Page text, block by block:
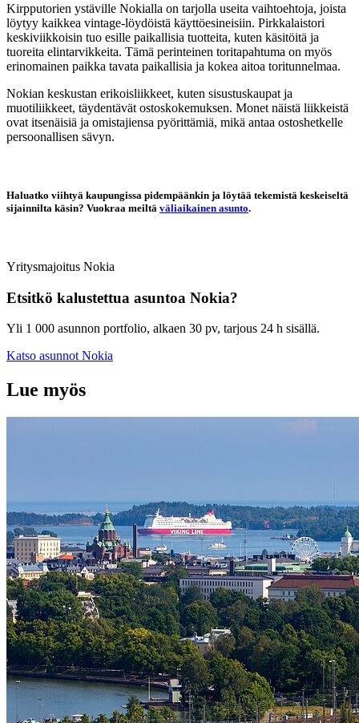
Kirpputorien ystäville Nokialla on tarjolla useita vaihtoehtoja, joista
löytyy kaikkea vintage-löydöistä käyttöesineisiin. Pirkkalaistori
keskiviikkoisin tuo esille paikallisia tuotteita, kuten käsitöitä ja
tuoreita elintarvikkeita. Tämä perinteinen toritapahtuma on myös
erinomainen paikka tavata paikallisia ja kokea aitoa toritunnelmaa.
Nokian keskustan erikoisliikkeet, kuten sisustuskaupat ja
muotiliikkeet, täydentävät ostoskokemuksen. Monet näistä liikkeistä
ovat itsenäisiä ja omistajiensa pyörittämiä, mikä antaa ostoshetkelle
persoonallisen sävyn.
Haluatko viihtyä kaupungissa pidempäänkin ja löytää tekemistä keskeiseltä
sijainnilta käsin? Vuokraa meiltä väliaikainen asunto.
Yritysmajoitus Nokia
Etsitkö kalustettua asuntoa Nokia?
Yli 1 000 asunnon portfolio, alkaen 30 pv, tarjous 24 h sisällä.
Katso asunnotNokia
Lue myös